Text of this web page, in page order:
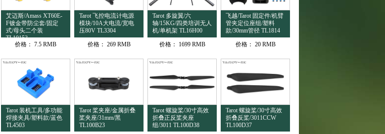
艾迈斯/Amass XT60E-
F镀金带防尘套/固定
式/母头二个装
TL10153
价格： 7.5 RMB
Tarot 飞控电流计电源
模块/10A大电流/宽电
压80V TL3304
价格： 269 RMB
Tarot 多旋翼/六
轴/15KG/四类培训无人
机/单机架 TL16H00
价格：
1699 RMB
飞越/Tarot 固定件/机臂
管夹定位座组/塑料
款/30mm管径 TL1814
价格： 20 RMB
Tarot 装机工具/多功能
焊接夹具/塑料款/蓝色
TL4503
Tarot 桨夹座/金属折叠
桨夹座/31mm/黑
TL100B23
Tarot 螺旋桨/30寸高效
折叠正反桨夹座
组/3011 TL100D38
Tarot 螺旋桨/30寸高效
折叠反桨/3011CCW
TL100D37